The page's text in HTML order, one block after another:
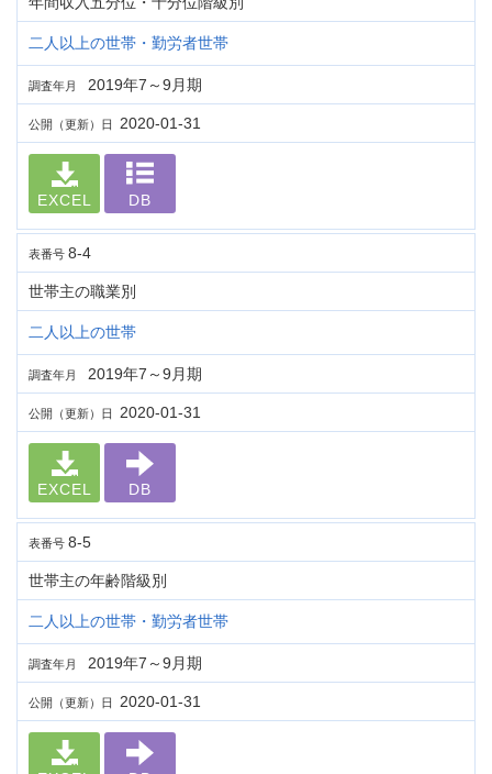
二人以上の世帯・勤労者世帯
調査年月 2019年7～9月期
公開（更新）日 2020-01-31
EXCEL DB
表番号 8-4
世帯主の職業別
二人以上の世帯
調査年月 2019年7～9月期
公開（更新）日 2020-01-31
EXCEL DB
表番号 8-5
世帯主の年齢階級別
二人以上の世帯・勤労者世帯
調査年月 2019年7～9月期
公開（更新）日 2020-01-31